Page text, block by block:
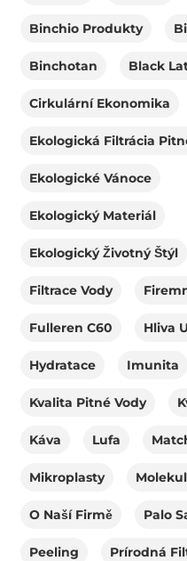
Binchio Produkty
Binchotan Black
Cirkulární Ekonomika
Ekologická Filtrácia
Ekologické Vánoce
Ekologický Materiál
Ekologický Životný Štýl
Filtrace Vody
Fulleren C60 Hliva
Hydratace Imunita
Kvalita Pitné Vody
Káva Lufa
Mikroplasty
O Naší Firmě Palo
Peeling Prírodná